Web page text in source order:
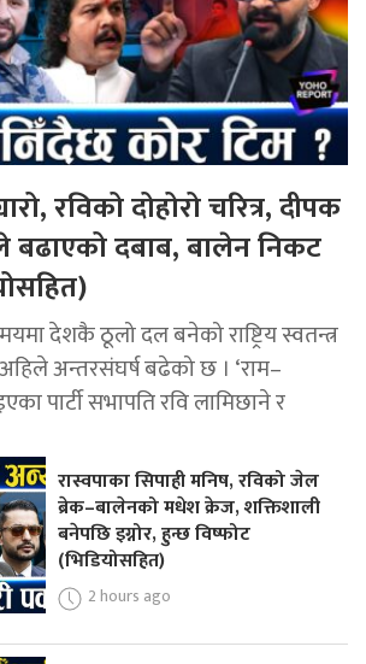
रविको दोहोरो चरित्र, दीपक
बढाएको दबाब, बालेन निकट
देशकै ठूलो दल बनेको राष्ट्रिय स्वतन्त्र
अहिले अन्तरसंघर्ष बढेको छ । ‘राम–
पार्टी सभापति रवि लामिछाने र
रास्वपाका सिपाही मनिष, रविको जेल
ब्रेक–बालेनको मधेश क्रेज, शक्तिशाली
बनेपछि इग्नोर, हुन्छ विष्फोट
(भिडियोसहित)
2 hours ago